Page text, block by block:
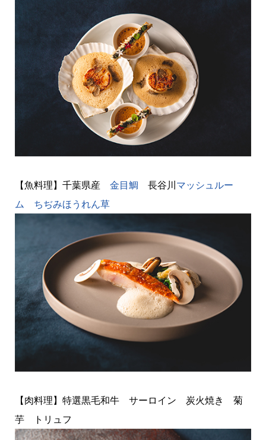
【魚料理】千葉県産 金目鯛 長谷川マッシュルー
ム
ちぢみほうれん草
【肉料理】特選黒毛和牛 サーロイン 炭火焼き 菊
芋 トリュフ